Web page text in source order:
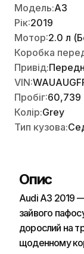
Модель:A3
Рік:2019
Мотор:2.0 л
Коробка
Привід:
VIN:
Пробіг:60,739
Колір:Grey
Тип кузова:
Опис
Audi A3 2019
зайвого
дорослий на
щоденному